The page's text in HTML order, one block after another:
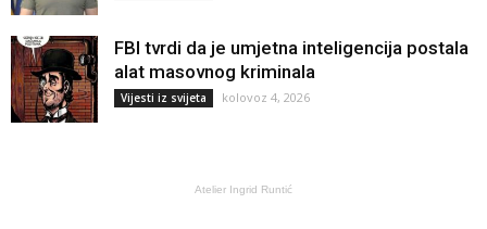
FBI tvrdi da je umjetna inteligencija postala
alat masovnog kriminala
Vijesti iz svijeta kolovoz 4, 2026
Atelier Ingrid Runtić